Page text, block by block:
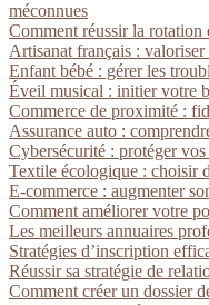
méconnues
Comment réussir la rotation
Artisanat français :
Enfant bébé : gérer les
Éveil musical : initier votre
Commerce de proximité :
Assurance auto :
Cybersécurité : protéger
Textile écologique : choisir
E-commerce : augmenter
Comment améliorer votre
Les meilleurs annuaires
Stratégies d’inscription
Réussir sa stratégie de
Comment créer un dossier